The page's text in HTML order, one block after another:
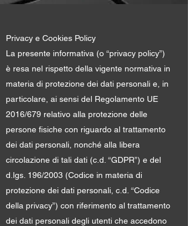
Privacy e Cookies Policy
La presente informativa (o “privacy policy”)
è resa nel rispetto della vigente normativa in
materia di protezione dei dati personali e, in
particolare, ai sensi del Regolamento UE
2016/679 relativo alla protezione delle
persone fisiche con riguardo al trattamento
dei dati personali, nonché alla libera
circolazione di tali dati (c.d. “GDPR”) e del
d.lgs. 196/2003 (Codice in materia di
protezione dei dati personali, c.d. “Codice
della privacy”) con riferimento al trattamento
dei dati personali degli utenti che accedono